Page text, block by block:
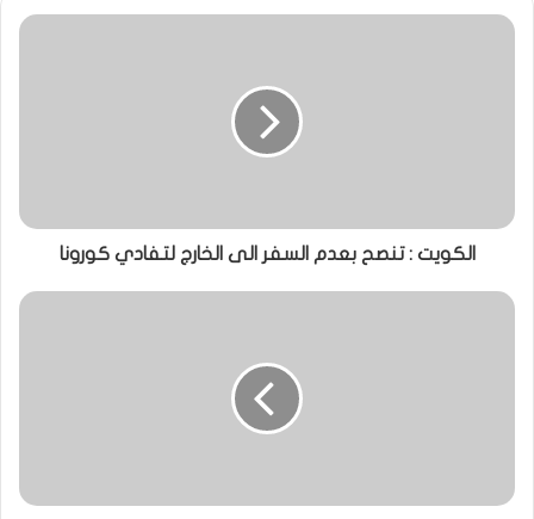
الكويت : تنصح بعدم السفر الى الخارج لتفادي كورونا